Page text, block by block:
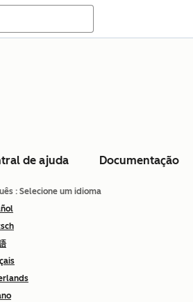
de ajuda Documentação
: Selecione um idioma